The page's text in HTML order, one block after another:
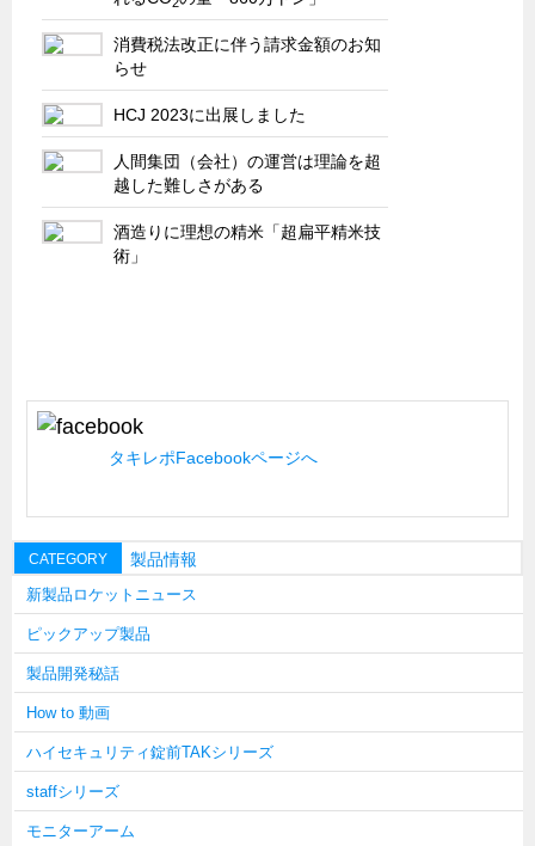
CATEGORY 連載
営業、丸ごとフカボリ
新製品開発最前線
Before After
隠れた名品
旬の野菜とタキゲン製品
キャビネット工業会規格「CA300」集中講義
光る技術！未来へのモノづくり
ちょっとユニークなお客様
ビジサスニュース
ECOLOGY NEWS SCRAMBLE
わが街わが支店
支店所在地（歴史探訪）
ニッポン再発見
あれこれWATCH
こんなとき、どう言うの?
消費税法改正に伴う請求金額のお知
らせ
HCJ 2023に出展しました
人間集団（会社）の運営は理論を超
越した難しさがある
酒造りに理想の精米「超扁平精米技
術」
タキレポFacebookページへ
CATEGORY 製品情報
新製品ロケットニュース
ピックアップ製品
製品開発秘話
How to 動画
ハイセキュリティ錠前TAKシリーズ
staffシリーズ
モニターアーム